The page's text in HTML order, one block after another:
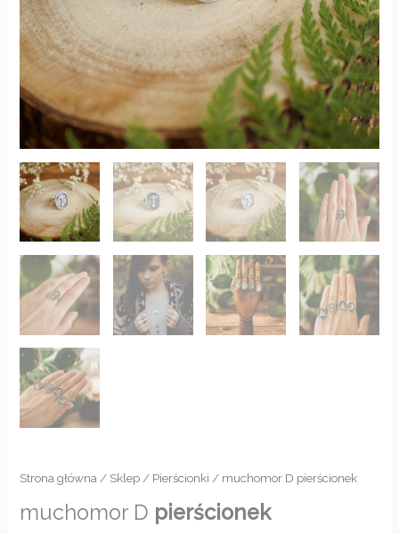
Strona główna / Sklep / Pierścionki / muchomor D pierścionek
muchomor D pierścionek